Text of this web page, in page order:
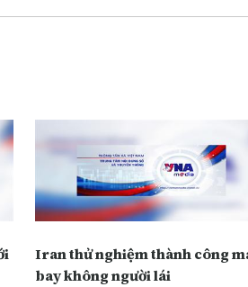
Iran thử nghiệm thành công
bay không người lái